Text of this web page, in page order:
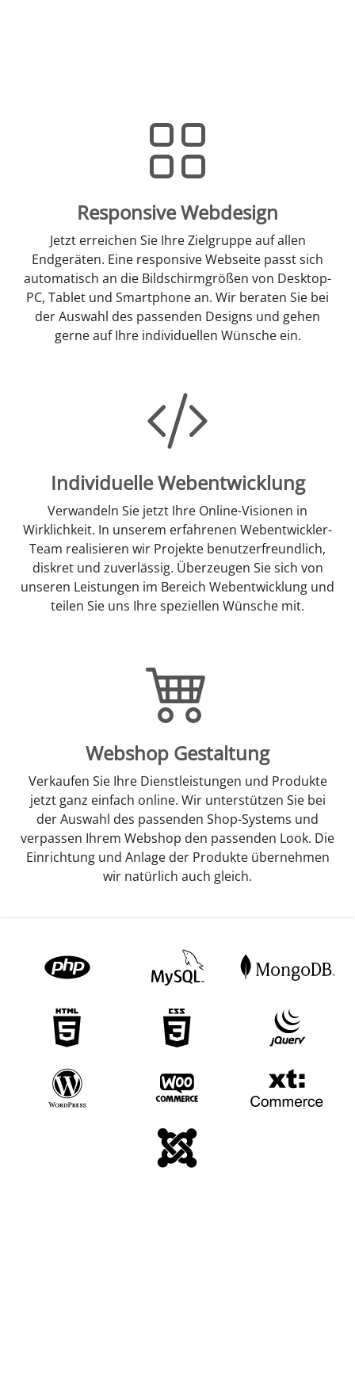
Responsive Webdesign
Jetzt erreichen Sie Ihre Zielgruppe auf allen
Endgeräten. Eine responsive Webseite passt sich
automatisch an die Bildschirmgrößen von Desktop-
PC, Tablet und Smartphone an. Wir beraten Sie bei
der Auswahl des passenden Designs und gehen
gerne auf Ihre individuellen Wünsche ein.
Individuelle Webentwicklung
Verwandeln Sie jetzt Ihre Online-Visionen in
Wirklichkeit. In unserem erfahrenen Webentwickler-
Team realisieren wir Projekte benutzerfreundlich,
diskret und zuverlässig. Überzeugen Sie sich von
unseren Leistungen im Bereich Webentwicklung und
teilen Sie uns Ihre speziellen Wünsche mit.
Webshop Gestaltung
Verkaufen Sie Ihre Dienstleistungen und Produkte
jetzt ganz einfach online. Wir unterstützen Sie bei
der Auswahl des passenden Shop-Systems und
verpassen Ihrem Webshop den passenden Look. Die
Einrichtung und Anlage der Produkte übernehmen
wir natürlich auch gleich.